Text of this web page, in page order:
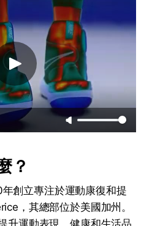
？
創立專注於運動康復和提
，其總部位於美國加州。
升運動表現、健康和生活品